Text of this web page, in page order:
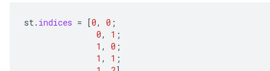
st. indices = [0, 0 ;
0, 1 ;
1 , 0 ;
1 , 1 ;